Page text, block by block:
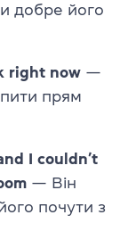
добре його
right now —
пити прям
I couldn’t
— Він
почути з